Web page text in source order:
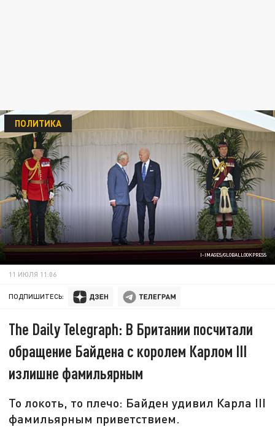
I-IMAGES/GLOBALLOOKPRESS
ПОЛИТИКА
11 ИЮЛЯ 11:06
ПОДПИШИТЕСЬ:
The Daily Telegraph: В Британии посчитали
обращение Байдена с королем Карлом III
излишне фамильярным
То локоть, то плечо: Байден удивил Карла III
фамильярным приветствием.